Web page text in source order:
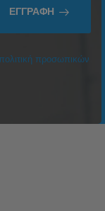
ΕΓΓΡΑΦΉ
προσωπικών